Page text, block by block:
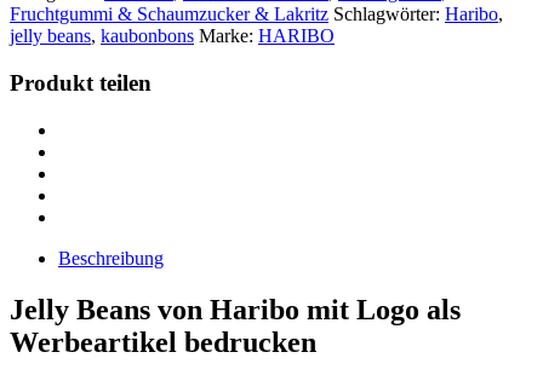
Fruchtgummi & Schaumzucker & Lakritz Schlagwörter: Haribo,
jelly beans, kaubonbons Marke: HARIBO
Produkt teilen
Beschreibung
Jelly Beans von Haribo mit Logo als
Werbeartikel bedrucken